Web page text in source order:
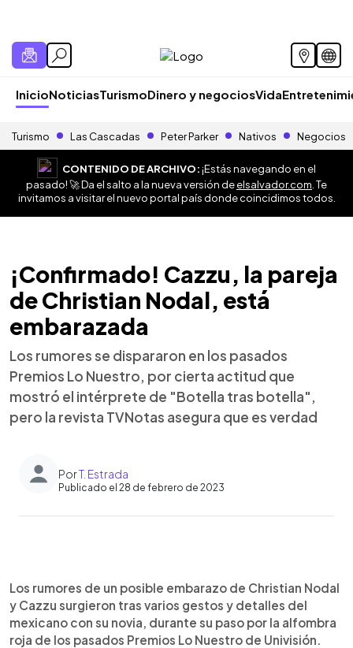
InicioNoticiasTurismoDinero y negociosVida
Turismo Las Cascadas Peter Parker Nativos Negocios
CONTENIDO DE ARCHIVO:¡Estás navegando en el
pasado! 🚀 Da el salto a la nueva versión deelsalvador.com . Te
invitamos a visitar el nuevo portal país donde coincidimos todos.
¡Confirmado! Cazzu, la pareja
de Christian Nodal, está
embarazada
Los rumores se dispararon en los pasados
Premios Lo Nuestro, por cierta actitud que
mostró el intérprete de "Botella tras botella",
pero la revista TVNotas asegura que es verdad
PorT. Estrada
Publicado el 28 de febrero de 2023
Escuchar artículo
Los rumores de un posible embarazo de Christian Nodal
y Cazzu surgieron tras varios gestos y detalles del
mexicano con su novia, durante su paso por la alfombra
roja de los pasados Premios Lo Nuestro de Univisión.